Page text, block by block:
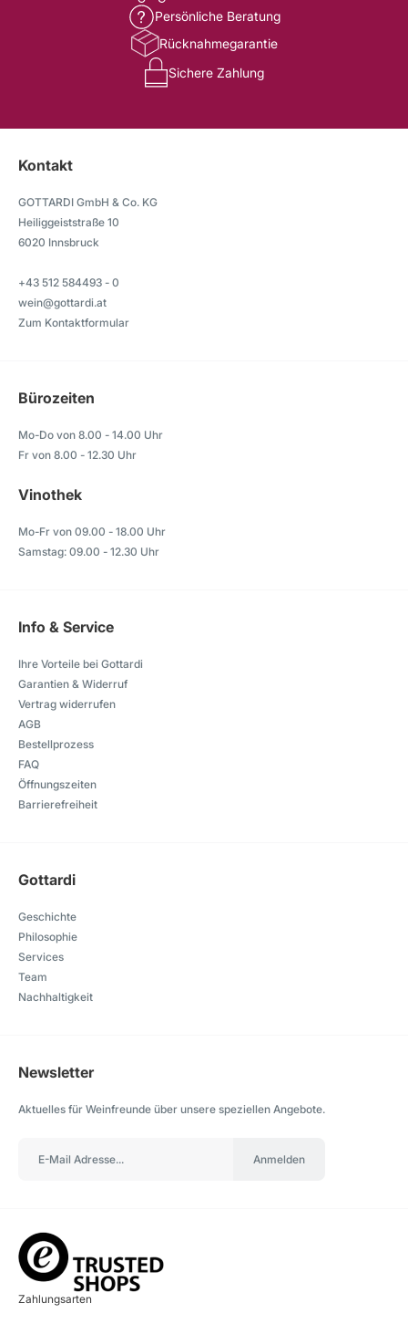
Persönliche Beratung
Rücknahmegarantie
Sichere Zahlung
Kontakt
GOTTARDI GmbH & Co. KG
Heiliggeiststraße 10
6020 Innsbruck
+43 512 584493 - 0
wein@gottardi.at
Zum Kontaktformular
Bürozeiten
Mo-Do von 8.00 - 14.00 Uhr
Fr von 8.00 - 12.30 Uhr
Vinothek
Mo-Fr von 09.00 - 18.00 Uhr
Samstag: 09.00 - 12.30 Uhr
Info & Service
Ihre Vorteile bei Gottardi
Garantien & Widerruf
Vertrag widerrufen
AGB
Bestellprozess
FAQ
Öffnungszeiten
Barrierefreiheit
Gottardi
Geschichte
Philosophie
Services
Team
Nachhaltigkeit
Newsletter
Aktuelles für Weinfreunde über unsere speziellen Angebote.
Anmelden
Zahlungsarten